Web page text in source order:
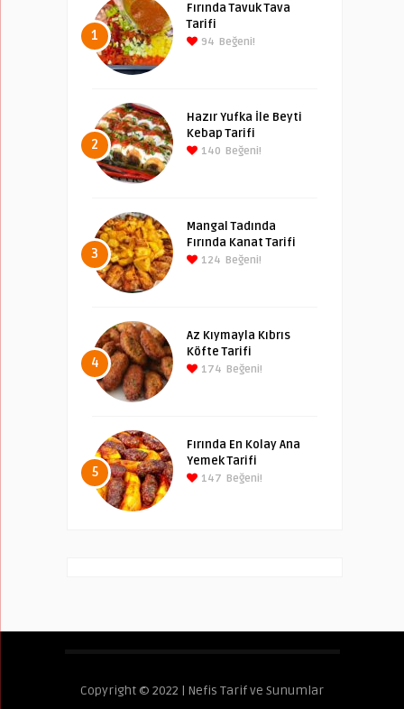
1
Fırında Tavuk Tava
Tarifi
94 Beğeni!
2
Hazır Yufka İle Beyti
Kebap Tarifi
140 Beğeni!
3
Mangal Tadında
Fırında Kanat Tarifi
124 Beğeni!
4
Az Kıymayla Kıbrıs
Köfte Tarifi
174 Beğeni!
5
Fırında En Kolay Ana
Yemek Tarifi
147 Beğeni!
Copyright © 2022 | Nefis Tarif ve Sunumlar